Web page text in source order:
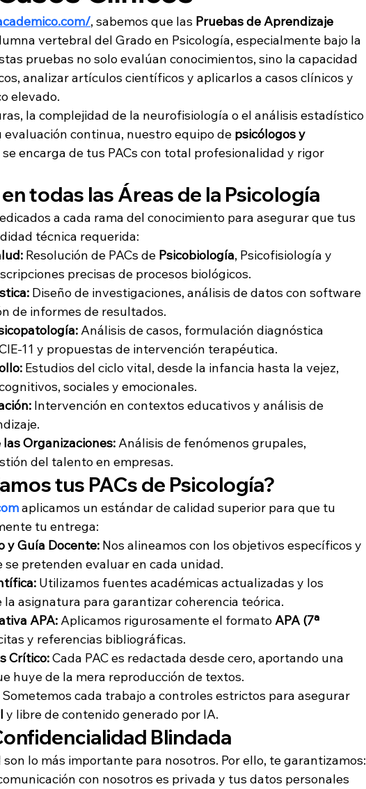
, sabemos que las Pruebas de Aprendizaje
vertebral del Grado en Psicología, especialmente bajo la
pruebas no solo evalúan conocimientos, sino la capacidad
analizar artículos científicos y aplicarlos a casos clínicos y
elevado.
la complejidad de la neurofisiología o el análisis estadístico
continua, nuestro equipo de psicólogos y
se encarga de tus PACs con total profesionalidad y rigor
todas las Áreas de la Psicología
a cada rama del conocimiento para asegurar que tus
técnica requerida:
Resolución de PACs de Psicobiología, Psicofisiología y
precisas de procesos biológicos.
Diseño de investigaciones, análisis de datos con software
de informes de resultados.
Análisis de casos, formulación diagnóstica
11 y propuestas de intervención terapéutica.
Estudios del ciclo vital, desde la infancia hasta la vejez,
sociales y emocionales.
Intervención en contextos educativos y análisis de
Organizaciones: Análisis de fenómenos grupales,
del talento en empresas.
tus PACs de Psicología?
aplicamos un estándar de calidad superior para que tu
tu entrega:
y Guía Docente: Nos alineamos con los objetivos específicos y
se pretenden evaluar en cada unidad.
Utilizamos fuentes académicas actualizadas y los
asignatura para garantizar coherencia teórica.
APA: Aplicamos rigurosamente el formato APA (7ª
y referencias bibliográficas.
Crítico: Cada PAC es redactada desde cero, aportando una
huye de la mera reproducción de textos.
Sometemos cada trabajo a controles estrictos para asegurar
y libre de contenido generado por IA.
Blindada
lo más importante para nosotros. Por ello, te garantizamos:
con nosotros es privada y tus datos personales